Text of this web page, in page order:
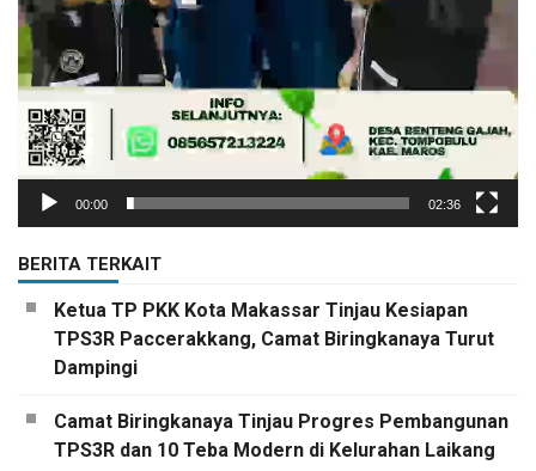
00:00 02:36
BERITA TERKAIT
Ketua TP PKK Kota Makassar Tinjau Kesiapan
TPS3R Paccerakkang, Camat Biringkanaya Turut
Dampingi
Camat Biringkanaya Tinjau Progres Pembangunan
TPS3R dan 10 Teba Modern di Kelurahan Laikang